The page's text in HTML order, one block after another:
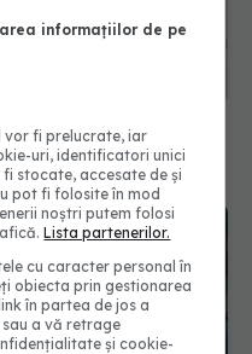
noi de COVID-
informațiilor de pe
vor fi prelucrate, iar
uri, identificatori unici
stocate, accesate de și
pot fi folosite în mod
noștri putem folosi
Lista partenerilor.
cu caracter personal în
obiecta prin gestionarea
în partea de jos a
a vă retrage
și cookie-